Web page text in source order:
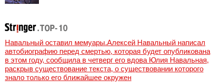
Навальный оставил мемуары.Алексей Навальный написал
автобиографию перед смертью, которая будет опубликована
в этом году, сообщила в четверг его вдова Юлия Навальная,
раскрыв существование текста, о существовании которого
знало только его ближайшее окружен